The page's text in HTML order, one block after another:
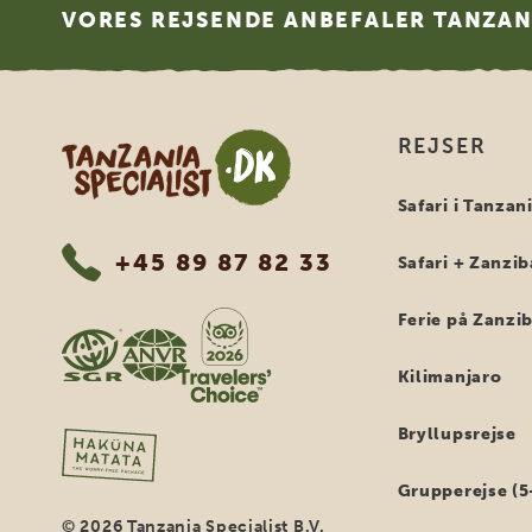
VORES REJSENDE ANBEFALER
Tanzania Specialist
+45 89 87 82 33
© 2026 Tanzania Specialist B.V.
REJSER
Safari i
Safari +
Ferie på
Kilimanjaro
Bryllupsrejse
Grupperejse